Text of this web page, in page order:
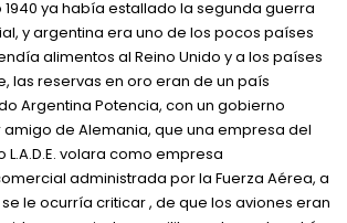
1940 ya había estallado la segunda guerra
y argentina era uno de los pocos países
alimentos al Reino Unido y a los países
las reservas en oro eran de un país
Argentina Potencia, con un gobierno
amigo de Alemania, que una empresa del
L.A.D.E. volara como empresa
administrada por la Fuerza Aérea, a
le ocurría criticar , de que los aviones eran